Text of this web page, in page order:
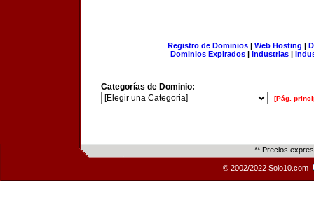
Registro de Dominios| Web Hosting |
Dominios Expirados | Industrias |
Categorías de Dominio:
[Pág.
** Precios
© 2002/2022 Solo10.com